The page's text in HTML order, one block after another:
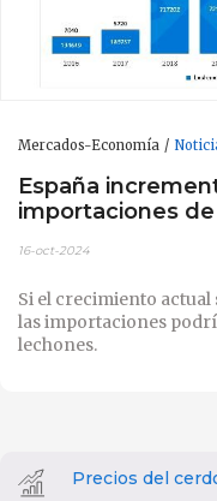
Mercados-Economía
España
importaciones
16-oct-2024
Si el crecimiento actual
las importaciones
lechones.
Precios del